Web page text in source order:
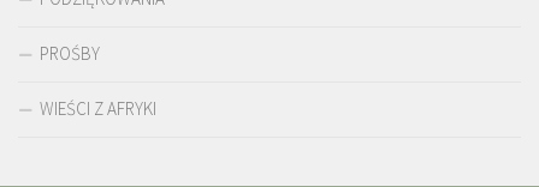
PROŚBY
WIEŚCI Z AFRYKI